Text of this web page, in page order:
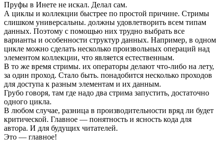
Пруфы в Инете не искал. Делал сам.
А циклы и коллекции быстрее по простой причине. Стримы
слишком универсальны. должны удовлетворить всем типам
данных. Поэтому с помощью них трудно выбрать все
варианты и особенности структур данных. Например, в одном
цикле можно сделать несколько произвольных операций над
элементом коллекции, что является естественным.
В то же время стримы. их операторы делают что-либо на лету,
за один проход. Стало быть. понадобится несколько проходов
для доступа к разным элементам и их данным.
Грубо говоря, там где надо два стрима запустить, достаточно
одного цикла.
В любом случае, разница в производительности вряд ли будет
критической. Главное — понятность и ясность кода для
автора. И для будущих читателей.
Это — главное!